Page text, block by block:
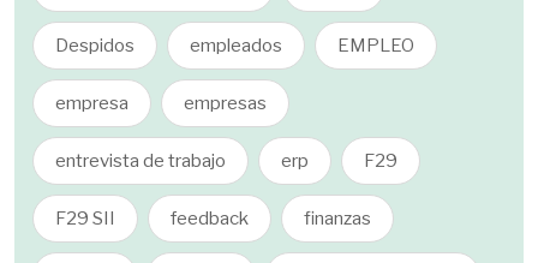
Despidos empleados EMPLEO
empresa empresas
entrevista de trabajo erp F29
F29 SII feedback finanzas